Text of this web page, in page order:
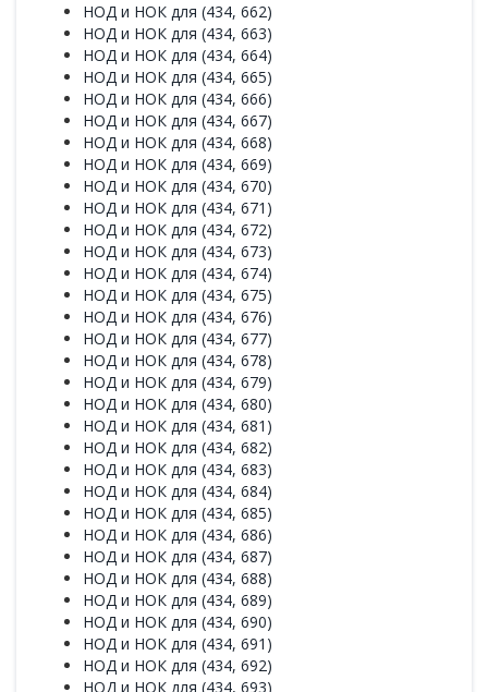
НОД и НОК для (434, 662)
НОД и НОК для (434, 663)
НОД и НОК для (434, 664)
НОД и НОК для (434, 665)
НОД и НОК для (434, 666)
НОД и НОК для (434, 667)
НОД и НОК для (434, 668)
НОД и НОК для (434, 669)
НОД и НОК для (434, 670)
НОД и НОК для (434, 671)
НОД и НОК для (434, 672)
НОД и НОК для (434, 673)
НОД и НОК для (434, 674)
НОД и НОК для (434, 675)
НОД и НОК для (434, 676)
НОД и НОК для (434, 677)
НОД и НОК для (434, 678)
НОД и НОК для (434, 679)
НОД и НОК для (434, 680)
НОД и НОК для (434, 681)
НОД и НОК для (434, 682)
НОД и НОК для (434, 683)
НОД и НОК для (434, 684)
НОД и НОК для (434, 685)
НОД и НОК для (434, 686)
НОД и НОК для (434, 687)
НОД и НОК для (434, 688)
НОД и НОК для (434, 689)
НОД и НОК для (434, 690)
НОД и НОК для (434, 691)
НОД и НОК для (434, 692)
НОД и НОК для (434, 693)